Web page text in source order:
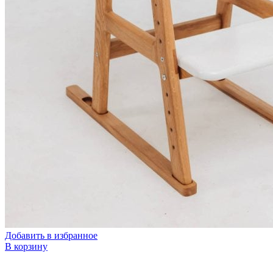
Добавить в избранное
В корзину